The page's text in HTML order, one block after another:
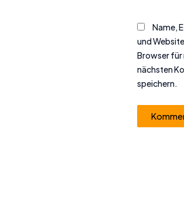
Name,
und
Browser für
nächsten
speichern.